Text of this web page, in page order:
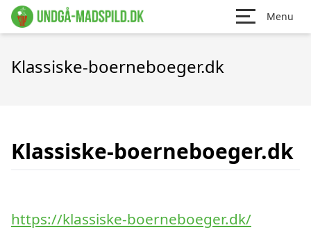
Menu
Klassiske-boerneboeger.dk
Klassiske-boerneboeger.dk
https://klassiske-boerneboeger.dk/